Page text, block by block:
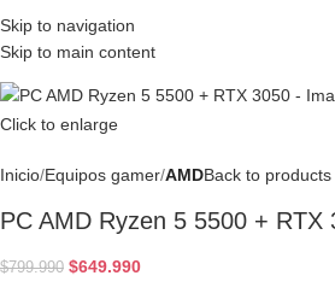
Skip to navigation
Skip to main content
Menu
Click to enlarge
Inicio Equipos gamer AMDBack to products
PC AMD Ryzen 5 5500 + RTX
$799.990 $649.990